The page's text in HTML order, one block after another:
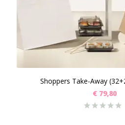
Shoppers Take-Away
€ 79,80